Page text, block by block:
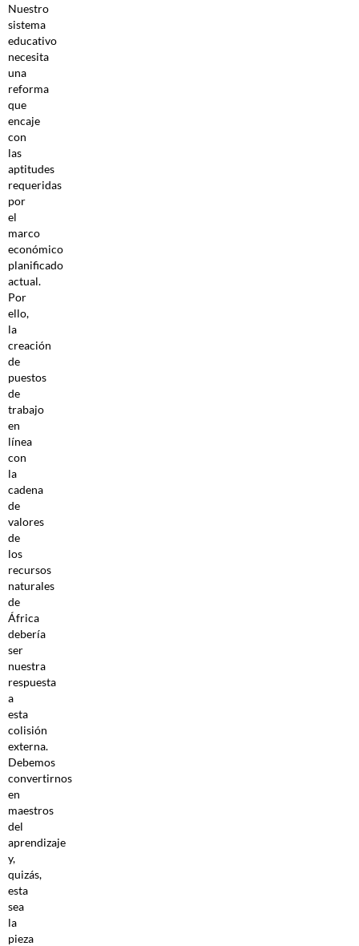
Nuestro
sistema
educativo
necesita
una
reforma
que
encaje
con
las
aptitudes
requeridas
por
el
marco
económico
planificado
actual.
Por
ello,
la
creación
de
puestos
de
trabajo
en
línea
con
la
cadena
de
valores
de
los
recursos
naturales
de
África
debería
ser
nuestra
respuesta
a
esta
colisión
externa.
Debemos
convertirnos
en
maestros
del
aprendizaje
y,
quizás,
esta
sea
la
pieza